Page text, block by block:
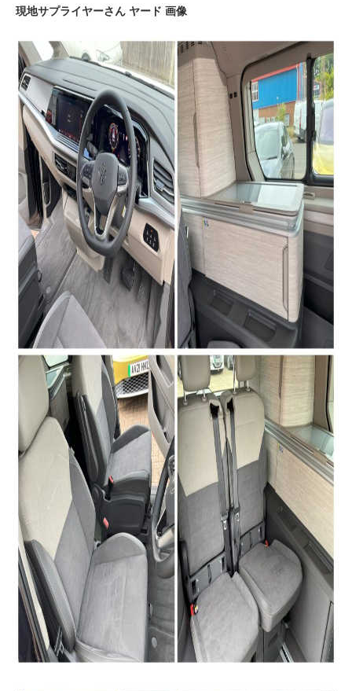
現地サプライヤーさん ヤード 画像